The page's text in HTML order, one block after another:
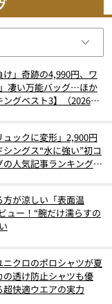
」奇跡の4,990円、ワ
凄い万能バッグ…ほか
ングベスト3】（2026年
ックに変形」2,900円
ングス“水に強い”初コ
人気記事ランキングベ
方が涼しい「表面温
ュー！“腕だけ濡らすの
ニクロのポロシャツが夏
透け防止シャツも優
快適ウエアの実力